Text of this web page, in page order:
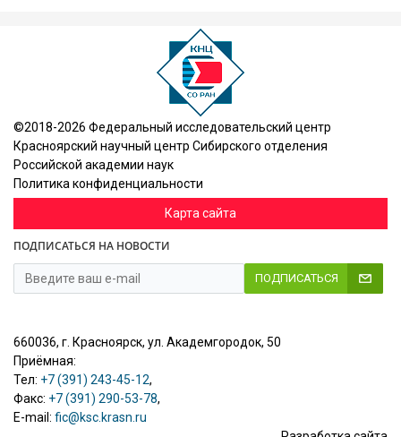
©2018-2026 Федеральный исследовательский центр
Красноярский научный центр Сибирского отделения
Российской академии наук
Политика конфиденциальности
Карта сайта
ПОДПИСАТЬСЯ НА НОВОСТИ
ПОДПИСАТЬСЯ
660036, г. Красноярск, ул. Академгородок, 50
Приёмная:
Тел: +7 (391) 243-45-12,
Факс: +7 (391) 290-53-78,
E-mail: fic@ksc.krasn.ru